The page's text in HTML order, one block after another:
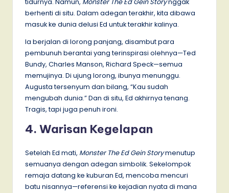
tidurnya. Namun, Monster The Ed Gein Storynggak
berhenti di situ. Dalam adegan terakhir, kita dibawa
masuk ke dunia delusi Ed untuk terakhir kalinya.
Ia berjalan di lorong panjang, disambut para
pembunuh berantai yang terinspirasi olehnya—Ted
Bundy, Charles Manson, Richard Speck—semua
memujinya. Di ujung lorong, ibunya menunggu.
Augusta tersenyum dan bilang, “Kau sudah
mengubah dunia.” Dan di situ, Ed akhirnya tenang.
Tragis, tapi juga penuh ironi.
4. Warisan Kegelapan
Setelah Ed mati, Monster The Ed Gein Storymenutup
semuanya dengan adegan simbolik. Sekelompok
remaja datang ke kuburan Ed, mencoba mencuri
batu nisannya—referensi ke kejadian nyata di mana